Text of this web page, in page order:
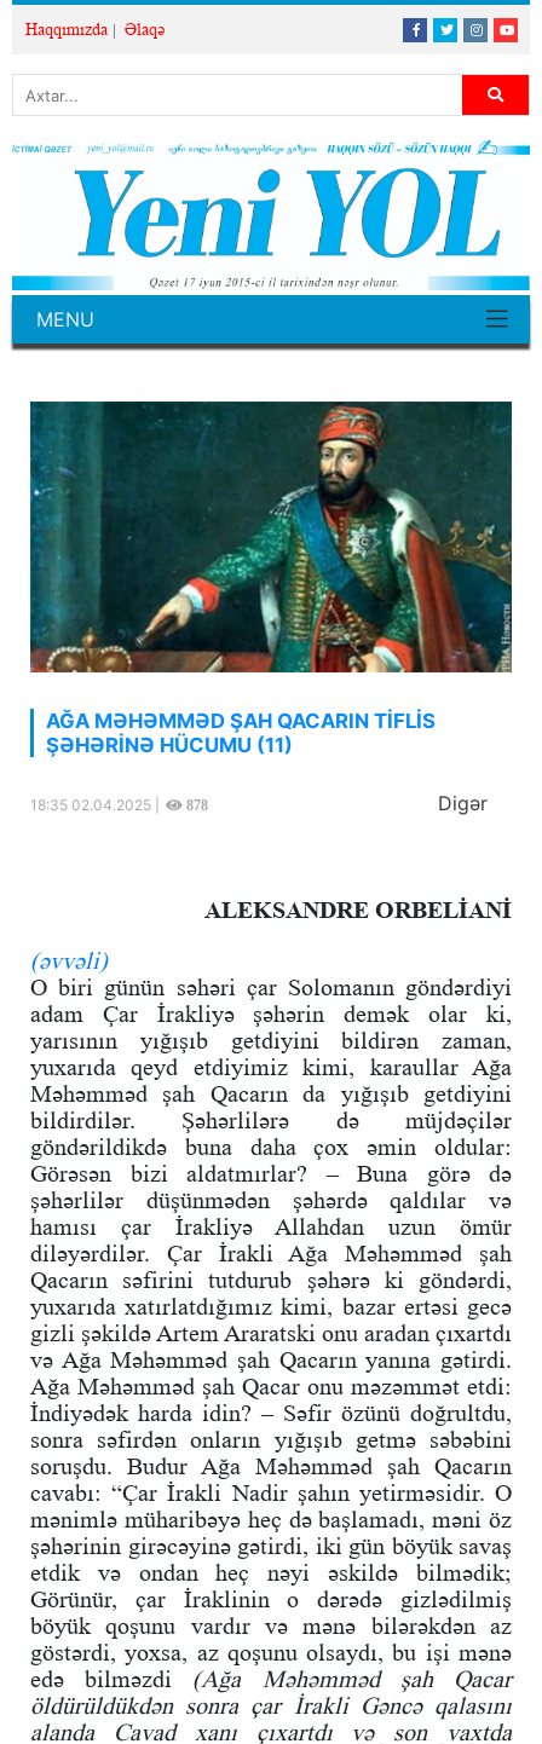
Haqqımızda Əlaqə
MENU
AĞA MƏHƏMMƏD ŞAH QACARIN TİFLİS
ŞƏHƏRİNƏ HÜCUMU (11)
18:35 02.04.2025 | 878 Digər
ALEKSANDRE ORBELİANİ
(əvvəli)
O biri günün səhəri çar Solomanın göndərdiyi
adam Çar İrakliyə şəhərin demək olar ki,
yarısının yığışıb getdiyini bildirən zaman,
yuxarıda qeyd etdiyimiz kimi, karaullar Ağa
Məhəmməd şah Qacarın da yığışıb getdiyini
bildirdilər. Şəhərlilərə də müjdəçilər
göndərildikdə buna daha çox əmin oldular:
Görəsən bizi aldatmırlar? – Buna görə də
şəhərlilər düşünmədən şəhərdə qaldılar və
hamısı çar İrakliyə Allahdan uzun ömür
diləyərdilər. Çar İrakli Ağa Məhəmməd şah
Qacarın səfirini tutdurub şəhərə ki göndərdi,
yuxarıda xatırlatdığımız kimi, bazar ertəsi gecə
gizli şəkildə Artem Araratski onu aradan çıxartdı
və Ağa Məhəmməd şah Qacarın yanına gətirdi.
Ağa Məhəmməd şah Qacar onu məzəmmət etdi:
İndiyədək harda idin? – Səfir özünü doğrultdu,
sonra səfirdən onların yığışıb getmə səbəbini
soruşdu. Budur Ağa Məhəmməd şah Qacarın
cavabı: “Çar İrakli Nadir şahın yetirməsidir. O
mənimlə müharibəyə heç də başlamadı, məni öz
şəhərinin girəcəyinə gətirdi, iki gün böyük savaş
etdik və ondan heç nəyi əskildə bilmədik;
Görünür, çar İraklinin o dərədə gizlədilmiş
böyük qoşunu vardır və mənə bilərəkdən az
göstərdi, yoxsa, az qoşunu olsaydı, bu işi mənə
edə bilməzdi (Ağa Məhəmməd şah Qacar
öldürüldükdən sonra çar İrakli Gəncə qalasını
alanda Cavad xanı çıxartdı və son vaxtda